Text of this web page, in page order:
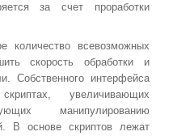
за счет проработки
количество всевозможных
скорость обработки и
Собственного интерфейса
увеличивающих
манипулированию
В основе скриптов лежат